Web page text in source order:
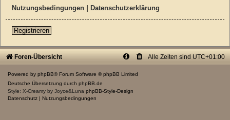
Nutzungsbedingungen Datenschutzerklärung
Registrieren
Foren-Übersicht Alle Zeiten sind UTC+01:00
Powered by phpBB® Forum Software © phpBB Limited
Deutsche Übersetzung durch phpBB.de
Style: X-Creamy by Joyce&Luna phpBB-Style-Design
Datenschutz
Nutzungsbedingungen